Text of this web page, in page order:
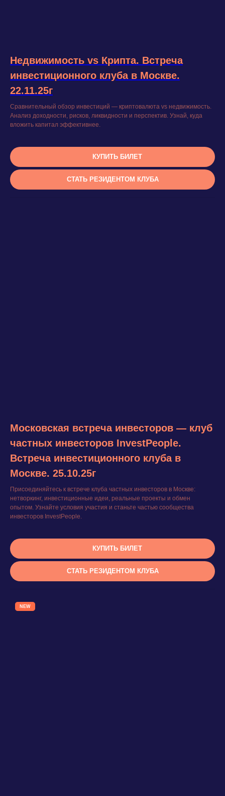
Недвижимость vs Крипта. Встреча
инвестиционного клуба в Москве.
22.11.25г
Сравнительный обзор инвестиций — криптовалюта vs недвижимость.
Анализ доходности, рисков, ликвидности и перспектив. Узнай, куда
вложить капитал эффективнее.
КУПИТЬ БИЛЕТ
СТАТЬ РЕЗИДЕНТОМ КЛУБА
Московская встреча инвесторов — клуб
частных инвесторов InvestPeople.
Встреча инвестиционного клуба в
Москве. 25.10.25г
Присоединяйтесь к встрече клуба частных инвесторов в Москве:
нетворкинг, инвестиционные идеи, реальные проекты и обмен
опытом. Узнайте условия участия и станьте частью сообщества
инвесторов InvestPeople.
КУПИТЬ БИЛЕТ
СТАТЬ РЕЗИДЕНТОМ КЛУБА
NEW